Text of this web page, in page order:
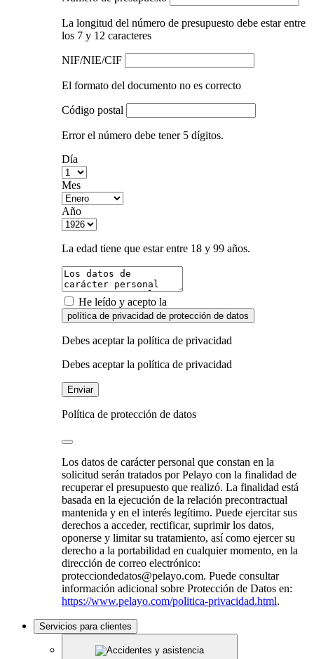
La longitud del número de presupuesto debe estar entre
los 7 y 12 caracteres
NIF/NIE/CIF
El formato del documento no es correcto
Código postal
Error el número debe tener 5 dígitos.
Día
Mes
Año
La edad tiene que estar entre 18 y 99 años.
He leído y acepto la
política de privacidad de protección de datos
Debes aceptar la política de privacidad
Debes aceptar la política de privacidad
Enviar
Política de protección de datos
Los datos de carácter personal que constan en la
solicitud serán tratados por Pelayo con la finalidad de
recuperar el presupuesto que realizó. La finalidad está
basada en la ejecución de la relación precontractual
mantenida y en el interés legítimo. Puede ejercitar sus
derechos a acceder, rectificar, suprimir los datos,
oponerse y limitar su tratamiento, así como ejercer su
derecho a la portabilidad en cualquier momento, en la
dirección de correo electrónico:
protecciondedatos@pelayo.com. Puede consultar
información adicional sobre Protección de Datos en:
https://www.pelayo.com/politica-privacidad.html.
Servicios para clientes